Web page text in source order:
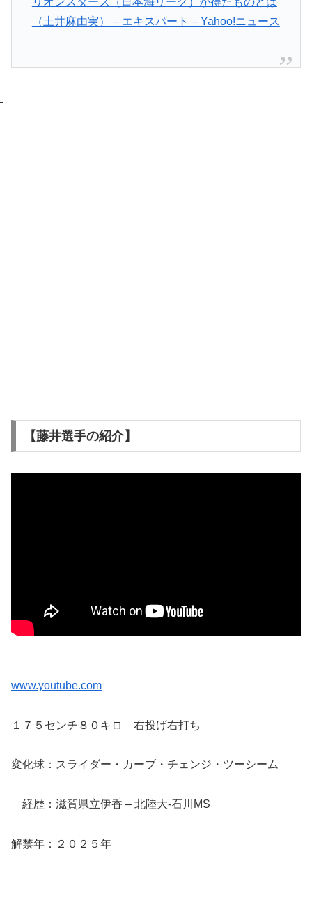
（土井麻由実） – エキスパート – Yahoo!ニュース
【藤井選手の紹介】
www.youtube.com
１７５センチ８０キロ 右投げ右打ち
変化球：スライダー・カーブ・チェンジ・ツーシーム
経歴：滋賀県立伊香 – 北陸大-石川MS
解禁年：２０２５年